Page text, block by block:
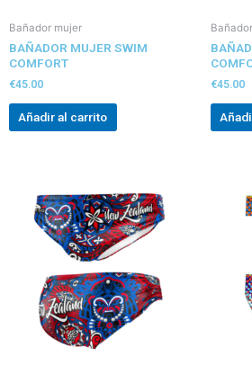
Bañador mujer
BAÑADOR MUJER SWIM
COMFORT
€45.00
Añadir al carrito
€45.00